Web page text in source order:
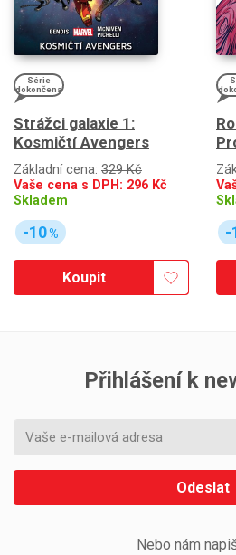
Série
dokončena
Strážci galaxie 1:
Kosmičtí Avengers
Základní cena: 329 Kč
Vaše cena s DPH: 296 Kč
Skladem
-10%
Koupit
-
Přihlášení k
Odeslat
Nebo nám